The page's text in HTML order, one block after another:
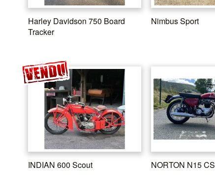
Harley Davidson 750 Board
Tracker
Nimbus Sport
INDIAN 600 Scout NORTON N15 CS